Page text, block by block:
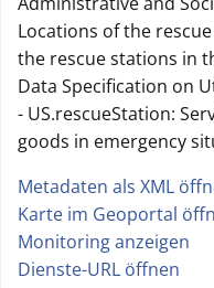
Locations of the
the rescue stations in
Data Specification on
- US.rescueStation:
goods in emergency
Metadaten als XML
|
Karte im Geoportal
|
Monitoring anzeigen
|
Dienste-URL öffnen